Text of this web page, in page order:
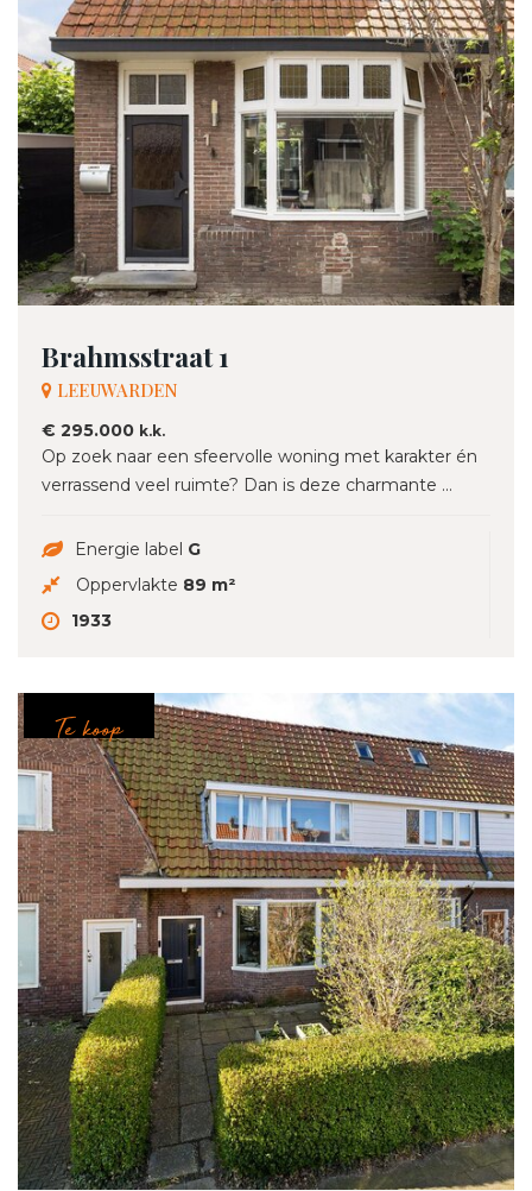
Brahmsstraat 1
LEEUWARDEN
€ 295.000 k.k.
Op zoek naar een sfeervolle woning met karakter én
verrassend veel ruimte? Dan is deze charmante ...
Energie label G
Oppervlakte 89 m²
1933
Te koop